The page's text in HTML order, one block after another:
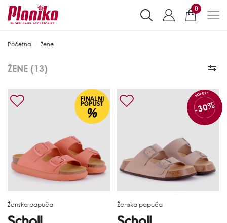
0
Početna Žene
ŽENE (13)
Ženska papuča
POPUST
-30%
Ženska papuča